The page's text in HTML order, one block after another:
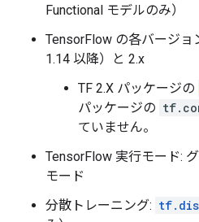
Functional モデルのみ）
TensorFlow の各バージョ
1.14 以降）と 2.x
TF 2.X パッケージの
パッケージの
ていません。
TensorFlow 実行モード:
モード
分散トレーニング: